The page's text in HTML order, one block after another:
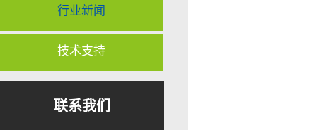
行业新闻
技术支持
联系我们